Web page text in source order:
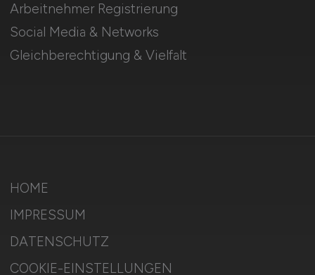
Arbeitnehmer Registrierung
Social Media & Networks
Gleichberechtigung & Vielfalt
HOME
IMPRESSUM
DATENSCHUTZ
COOKIE-EINSTELLUNGEN